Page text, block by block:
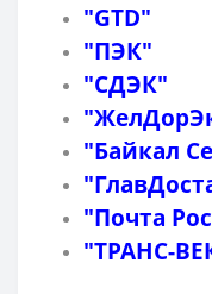
"GTD"
"ПЭК"
"СДЭК"
"Байкал
"Почта
"ТРАНС-